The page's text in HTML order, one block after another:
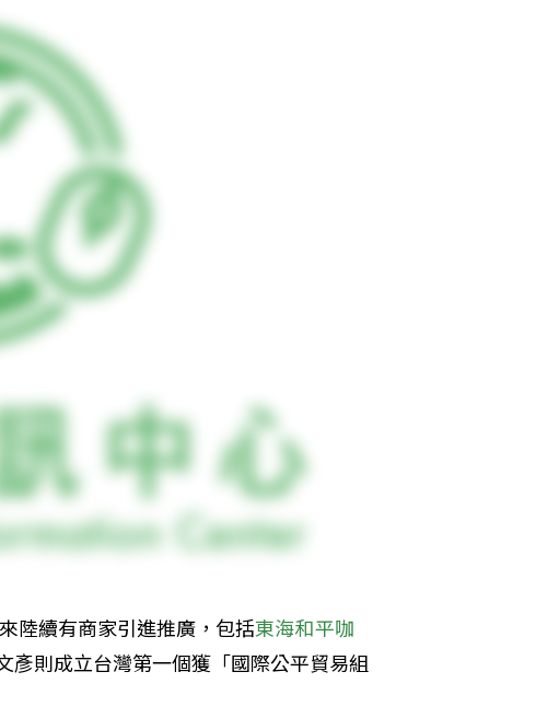
陸續有商家引進推廣，包括東海和平咖
彥則成立台灣第一個獲「國際公平貿易組